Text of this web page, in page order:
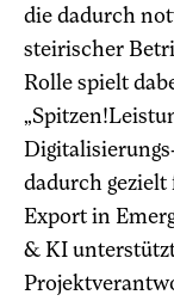
die dadurch
steirischer
Rolle spielt
dadurch
Export in
& KI